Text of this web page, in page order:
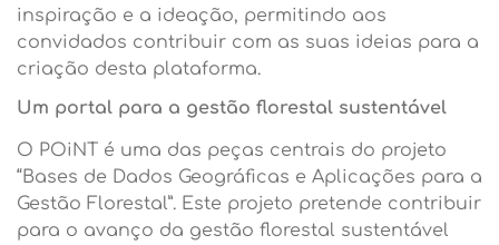
inspiração e a ideação, permitindo aos
convidados contribuir com as suas ideias para a
criação desta plataforma.
Um portal para a gestão florestal sustentável
O POiNT é uma das peças centrais do projeto
“Bases de Dados Geográficas e Aplicações para a
Gestão Florestal”. Este projeto pretende contribuir
para o avanço da gestão florestal sustentável